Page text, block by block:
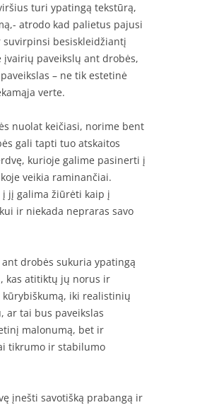
turi ypatingą tekstūrą,
atrodo kad palietus pajusi
suvirpinsi besiskleidžiantį
paveikslų ant drobės,
– ne tik estetinė
verte.
nuolat keičiasi, norime bent
gali tapti tuo atskaitos
kurioje galime pasinerti į
veikia raminančiai.
į jį galima žiūrėti kaip į
ir niekada nepraras savo
drobės sukuria ypatingą
kas atitiktų jų norus ir
iki realistinių
ar tai bus paveikslas
malonumą, bet ir
tikrumo ir stabilumo
įnešti savotišką prabangą ir